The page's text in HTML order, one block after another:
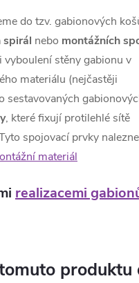
do tzv. gabionových
spirál nebo montážních
vyboulení stěny gabionu v
materiálu (nejčastěji
sestavovaných
, které fixují protilehlé sítě
spojovací prvky
materiál
realizacemi
produktu